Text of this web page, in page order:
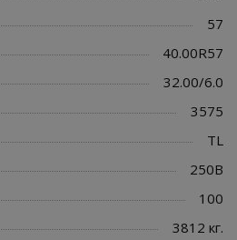
57
40.00R57
32.00/6.0
3575
TL
250B
100
3812 кг.